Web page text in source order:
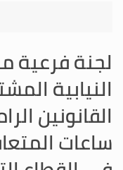
لجنة فرعية
النيابية
القانونين
ساعات